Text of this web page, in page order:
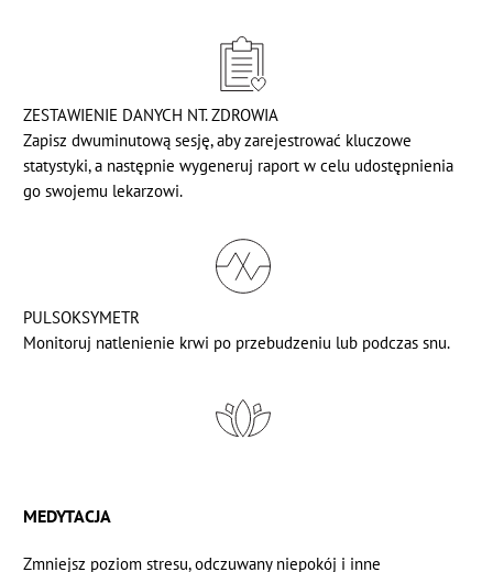
ZESTAWIENIE DANYCH NT. ZDROWIA
Zapisz dwuminutową sesję, aby zarejestrować kluczowe
statystyki, a następnie wygeneruj raport w celu udostępnienia
go swojemu lekarzowi.
PULSOKSYMETR
Monitoruj natlenienie krwi po przebudzeniu lub podczas snu.
MEDYTACJA
Zmniejsz poziom stresu, odczuwany niepokój i inne